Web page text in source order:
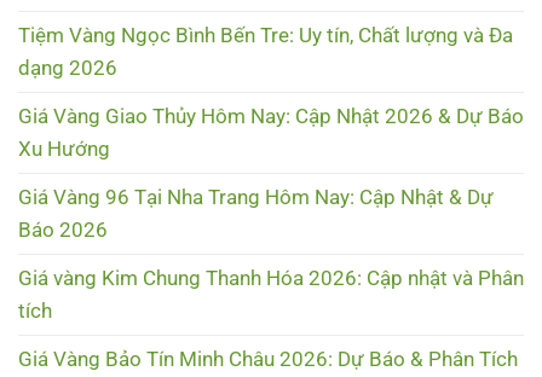
Tiệm Vàng Ngọc Bình Bến Tre: Uy tín, Chất lượng và Đa
dạng 2026
Giá Vàng Giao Thủy Hôm Nay: Cập Nhật 2026 & Dự Báo
Xu Hướng
Giá Vàng 96 Tại Nha Trang Hôm Nay: Cập Nhật & Dự
Báo 2026
Giá vàng Kim Chung Thanh Hóa 2026: Cập nhật và Phân
tích
Giá Vàng Bảo Tín Minh Châu 2026: Dự Báo & Phân Tích